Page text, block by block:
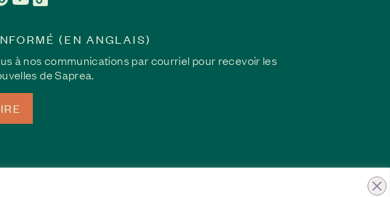
(EN ANGLAIS)
à nos communications par courriel pour recevoir les
de Saprea.